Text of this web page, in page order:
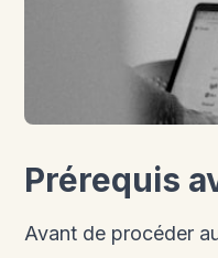
Prérequis
Avant de procéder